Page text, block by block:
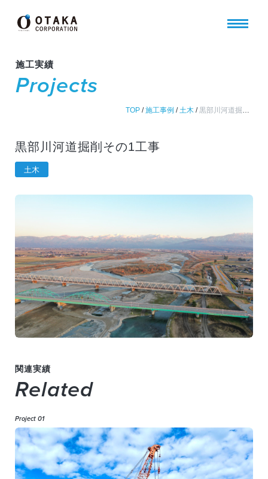
施工実績
Projects
TOP /施工事例 /土木 /黒部川河道掘削その1工事
黒部川河道掘削その1工事
土木
関連実績
Related
Project 01